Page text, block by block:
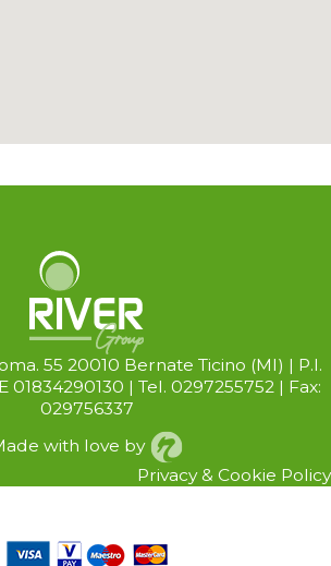
55 20010 Bernate Ticino (Ml) | P.I.
01834290130 | Tel. 0297255752 | Fax:
029756337
with love by
Privacy& Cookie Policy